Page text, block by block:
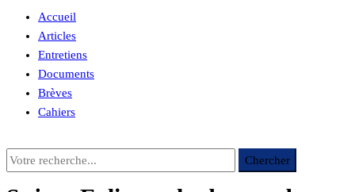
Accueil
Articles
Entretiens
Documents
Brèves
Cahiers